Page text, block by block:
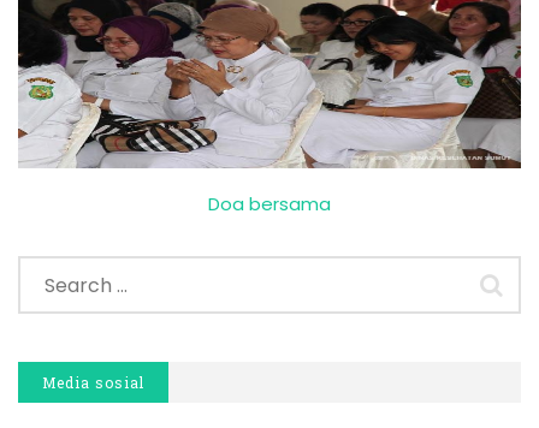
Doa bersama
Media sosial